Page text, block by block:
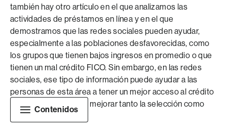
también hay otro artículo en el que analizamos las
actividades de préstamos en línea y en el que
demostramos que las redes sociales pueden ayudar,
especialmente a las poblaciones desfavorecidas, como
los grupos que tienen bajos ingresos en promedio o que
tienen un mal crédito FICO. Sin embargo, en las redes
sociales, ese tipo de información puede ayudar a las
personas de esta área a tener un mejor acceso al crédito
en línea, y eso parece mejorar tanto la selección como
los resultados.
Contenidos